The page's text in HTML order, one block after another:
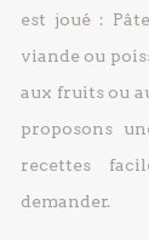
est joué :
viande ou
aux fruits ou
proposons
recettes
demander.